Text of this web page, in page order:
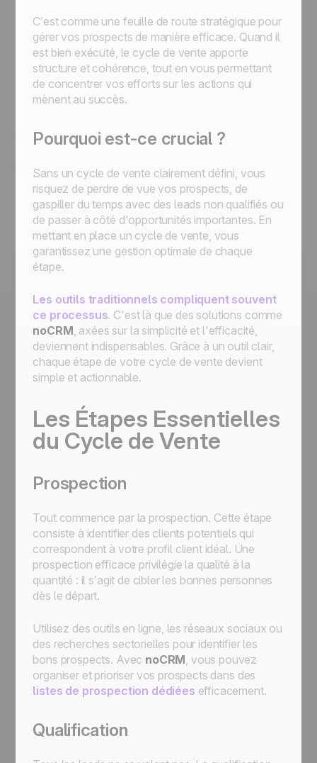
C’est comme une feuille de route stratégique pour
gérer vos prospects de manière efficace. Quand il
est bien exécuté, le cycle de vente apporte
structure et cohérence, tout en vous permettant
de concentrer vos efforts sur les actions qui
mènent au succès.
Pourquoi est-ce crucial ?
Sans un cycle de vente clairement défini, vous
risquez de perdre de vue vos prospects, de
gaspiller du temps avec des leads non qualifiés ou
de passer à côté d'opportunités importantes. En
mettant en place un cycle de vente, vous
garantissez une gestion optimale de chaque
étape.
Les outils traditionnels compliquent souvent
ce processus. C'est là que des solutions comme
noCRM, axées sur la simplicité et l'efficacité,
deviennent indispensables. Grâce à un outil clair,
chaque étape de votre cycle de vente devient
simple et actionnable.
Les Étapes Essentielles
du Cycle de Vente
Prospection
Tout commence par la prospection. Cette étape
consiste à identifier des clients potentiels qui
correspondent à votre profil client idéal. Une
prospection efficace privilégie la qualité à la
quantité : il s’agit de cibler les bonnes personnes
dès le départ.
Utilisez des outils en ligne, les réseaux sociaux ou
des recherches sectorielles pour identifier les
bons prospects. Avec noCRM, vous pouvez
organiser et prioriser vos prospects dans des
listes de prospection dédiées efficacement.
Qualification